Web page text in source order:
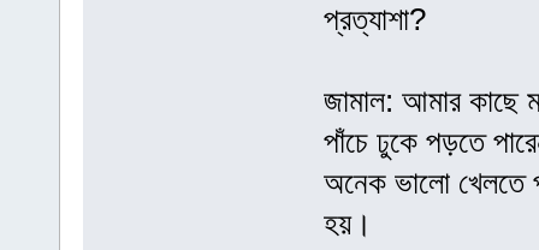
প্রত্যাশা?
জামাল: আমার কাছে
পাঁচে ঢুকে পড়তে
অনেক ভালো খেলতে
হয়।